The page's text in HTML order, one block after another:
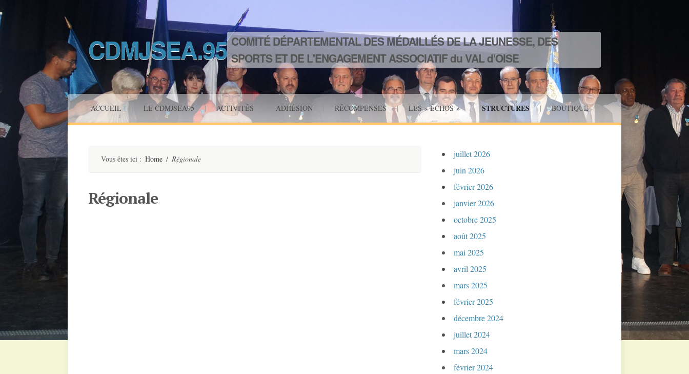
CDMJSEA.95 COMITÉ DÉPARTEMENTAL DES MÉDAILLÉS DE LA JEUNESSE, DES
SPORTS ET DE L'ENGAGEMENT ASSOCIATIF du VAL d'OISE
Saut
au
contenu
ACCUEIL LE CDMJSEA95 | ACTIVITÉS ADHÉSION RÉCOMPENSES | LES « ÉCHOS » | STRUCTURES | BOUTIQUE
Vous êtes ici : Home / Régionale
Régionale
juillet 2026
juin 2026
février 2026
janvier 2026
octobre 2025
août 2025
mai 2025
avril 2025
mars 2025
février 2025
décembre 2024
juillet 2024
mars 2024
février 2024